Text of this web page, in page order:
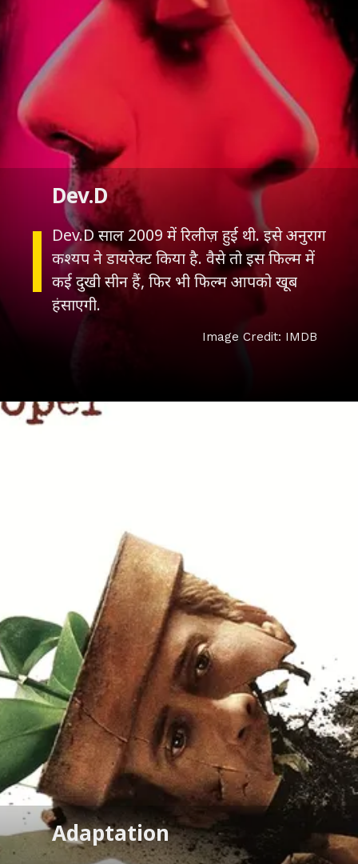
Dev.D साल 2009 में रिलीज़ हुई थी. इसे अनुराग
कश्यप ने डायरेक्ट किया है. वैसे तो इस फिल्म में
कई दुखी सीन हैं, फिर भी फिल्म आपको खूब
हंसाएगी.
Dev.D
Image Credit: IMDB
Adaptation